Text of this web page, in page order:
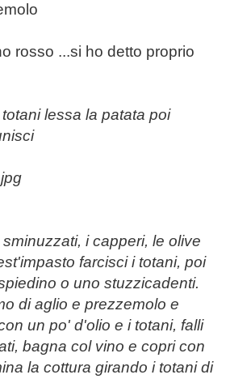
rosso ...si ho detto proprio
lessa la patata poi
i capperi, le olive
farcisci i totani, poi
o uno stuzzicadenti.
di aglio e prezzemolo e
un po' d'olio e i totani, falli
bagna col vino e copri con
la cottura girando i totani di